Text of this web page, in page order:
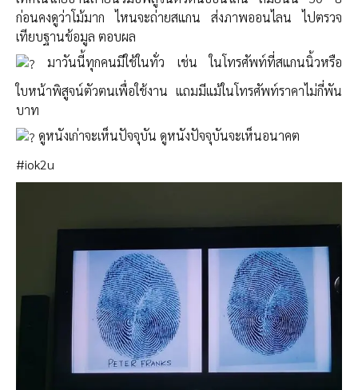
ก่อนคงดูว่าโม้มาก ไหนจะถ่ายสแกน ส่งภาพออนไลน ไปตรวจ
เทียบฐานข้อมูล ตอบผล
มาวันนี้ทุกคนมีใช้ในทั่ว เช่น ในโทรศัพท์ที่สแกนนิ้วหรือ
ใบหน้าพิสูจน์​ตัวตน​เพื่อใช้งาน แถม​มีแม้ในโทรศัพท์ราคาไม่กี่พัน
บาท
ดูหนังเก่าจะเห็นปัจจุบัน ดูหนังปัจจุบันจะเห็นอนาคต
#iok2u